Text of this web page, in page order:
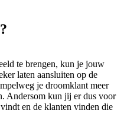
te brengen, kun je jouw
laten aansluiten op de
je droomklant meer
Andersom kun jij er dus voor
en de klanten vinden die